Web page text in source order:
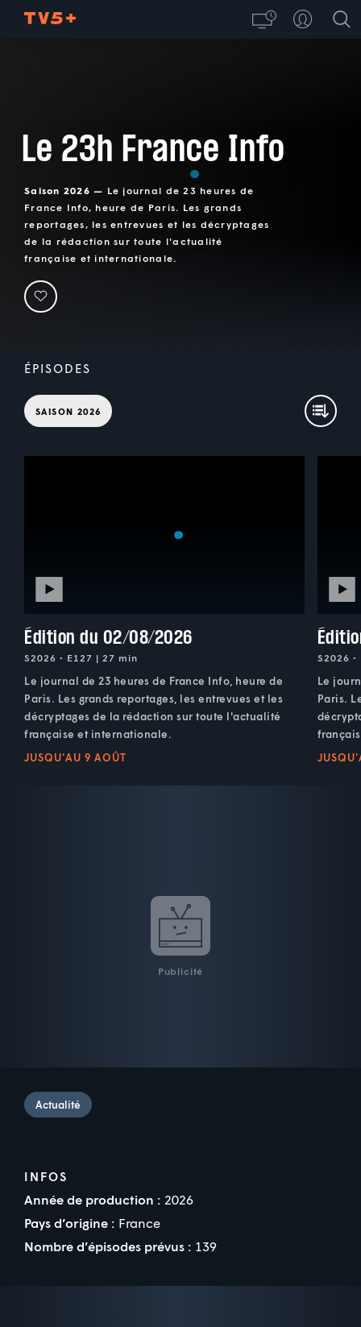
Le 23h France Info
Saison 2026 — Le journal de 23 heures de
France Info, heure de Paris. Les grands
reportages, les entrevues et les décryptages
de la rédaction sur toute l'actualité
française et internationale.
ÉPISODES
SAISON 2026
Édition du 02/08/2026
S2026 • E127 | 27 min
Le journal de 23 heures de France Info, heure de
Paris. Les grands reportages, les entrevues et les
décryptages de la rédaction sur toute l'actualité
française et internationale.
JUSQU’AU 9 AOÛT
S2026
Le
Paris.
Publicité
Actualité
INFOS
Année de production : 2026
Pays d’origine : France
Nombre d’épisodes prévus : 139